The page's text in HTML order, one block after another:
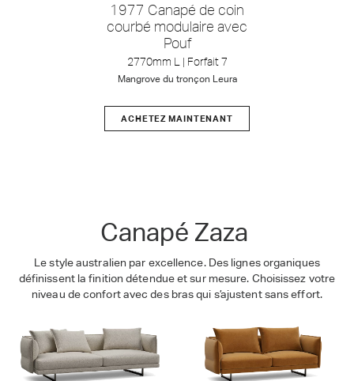
1977 Canapé de coin
courbé modulaire avec
Pouf
2770mm L | Forfait 7
Mangrove du tronçon Leura
ACHETEZ MAINTENANT
Canapé Zaza
Le style australien par excellence. Des lignes organiques
définissent la finition détendue et sur mesure. Choisissez votre
niveau de confort avec des bras qui s’ajustent sans effort.